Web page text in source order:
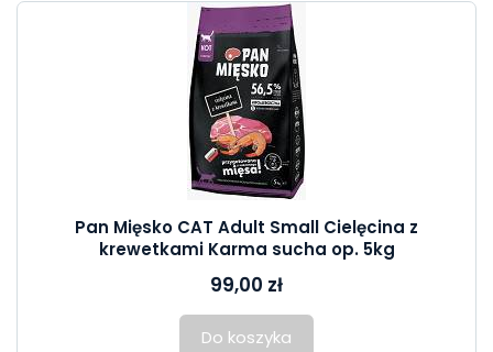
Pan Mięsko CAT Adult Small Cielęcina z
krewetkami Karma sucha op. 5kg
99,00 zł
Do koszyka